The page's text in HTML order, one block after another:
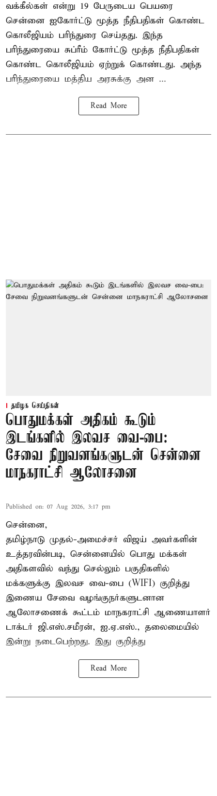
வக்கீல்கள் என்று 19 பேருடைய பெயரை
சென்னை ஐகோர்ட்டு மூத்த நீதிபதிகள் கொண்ட
கொலீஜியம் பரிந்துரை செய்தது. இந்த
பரிந்துரையை சுப்ரீம் கோர்ட்டு மூத்த நீதிபதிகள்
கொண்ட கொலீஜியம் ஏற்றுக் கொண்டது. அந்த
பரிந்துரையை மத்திய அரசுக்கு அன ...
Read More
தமிழக செய்திகள்
பொதுமக்கள் அதிகம் கூடும்
இடங்களில் இலவச வை-பை:
சேவை நிறுவனங்களுடன் சென்னை
மாநகராட்சி ஆலோசனை
Published on: 07 Aug 2026, 3:17 pm
சென்னை,
தமிழ்நாடு முதல்-அமைச்சர் விஜய் அவர்களின்
உத்தரவின்படி, சென்னையில் பொது மக்கள்
அதிகளவில் வந்து செல்லும் பகுதிகளில்
மக்களுக்கு இலவச வை-பை (WIFI) குறித்து
இணைய சேவை வழங்குநர்களுடனான
ஆலோசணைக் கூட்டம் மாநகராட்சி ஆணையாளர்
டாக்டர் ஜி.எஸ்.சமீரன், ஐ.ஏ.எஸ்., தலைமையில்
இன்று நடைபெற்றது. இது குறித்து
Read More